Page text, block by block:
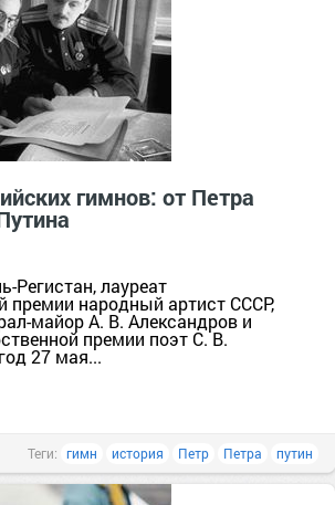
гимнов: от Петра
Регистан, лауреат
премии народный артист СССР,
майор А. В. Александров и
премии поэт С. В.
27 мая...
Теги: гимн история Петр Петра путин